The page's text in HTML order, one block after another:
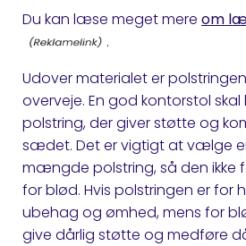
Du kan læse meget mere om
.
Udover materialet er
overveje. En god kontorstol
polstring, der giver støtte og
sædet. Det er vigtigt at vælge
mængde polstring, så den ikke
for blød. Hvis polstringen er for
ubehag og ømhed, mens for
give dårlig støtte og medføre